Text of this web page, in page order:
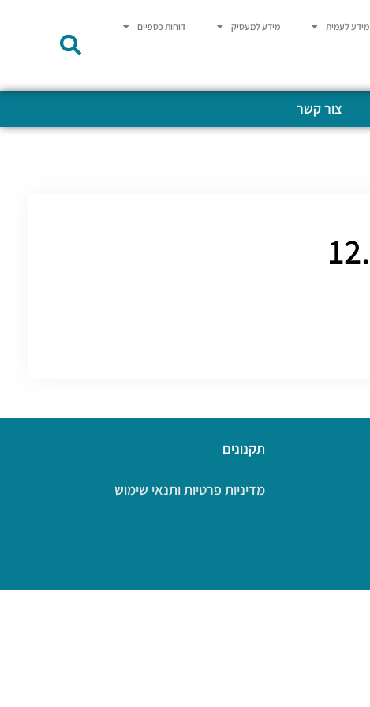
מידע לעמית מידע למעסיק דוחות כספיים
צור קשר
תקנונים
מדיניות פרטיות ותנאי שימוש